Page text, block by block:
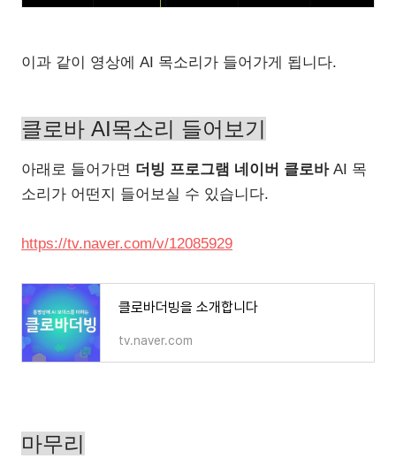
이과 같이 영상에 AI 목소리가 들어가게 됩니다.
클로바 AI목소리 들어보기
아래로 들어가면 더빙 프로그램 네이버 클로바AI 목
소리가 어떤지 들어보실 수 있습니다.
https://tv.naver.com/v/12085929
클로바더빙을 소개합니다
tv.naver.com
마무리